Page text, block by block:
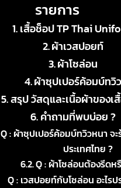
รายการ
เสื้อช็อป TP Thai
ผ้าเวสปอยท์
ผ้าโซล่อน
ผ้าซุปเปอร์ค้อมบ์ทวิว
สรุป วัสดุและเนื้อผ้าของเ
คำถามที่พบบ่อย ?
Q : ผ้าซุปเปอร์ค้อมบ์ทวิวหนา จะ
ประเทศไทย ?
Q : ผ้าโซล่อนต้องรีดห
Q : เวสปอยท์กับโซล่อน อะไรป